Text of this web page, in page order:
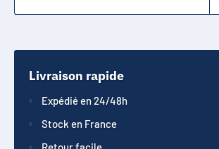
Livraison rapide
Expédié en 24/48h
Stock en France